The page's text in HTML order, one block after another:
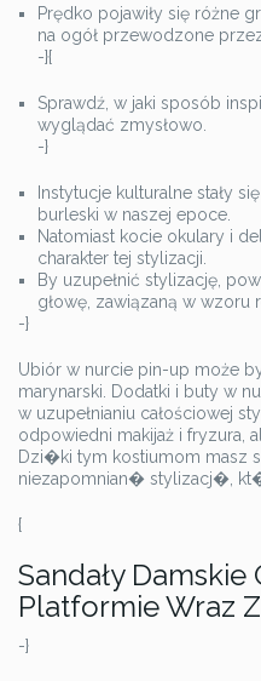
Prędko pojawiły się różne
na ogół przewodzone
-}{
Sprawdź, w jaki sposób
wyglądać zmysłowo.
-}
Instytucje kulturalne stały
burleski w naszej epoce.
Natomiast kocie okulary i
charakter tej stylizacji.
By uzupełnić stylizację,
głowę, zawiązaną w wzoru
-}
Ubiór w nurcie pin-up może
marynarski. Dodatki i buty w
w uzupełnianiu całościowej
odpowiedni makijaż i fryzura,
Dzi�ki tym kostiumom
niezapomnian� stylizacj�,
{
Sandały Damskie
Platformie Wraz
-}